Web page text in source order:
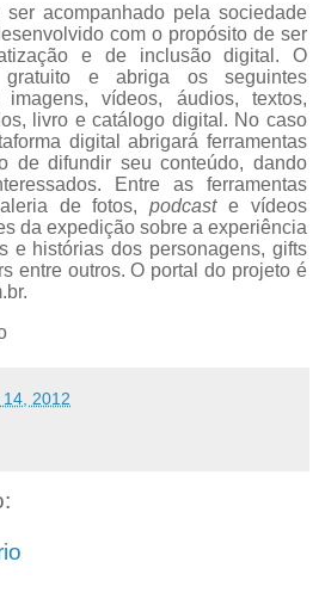
acompanhado pela sociedade
com o propósito de ser
e de inclusão digital. O
e abriga os seguintes
imagens, vídeos, áudios, textos,
livro e catálogo digital. No caso
digital abrigará ferramentas
de difundir seu conteúdo, dando
Entre as ferramentas
de fotos,podcaste vídeos
da expedição sobre a experiência
e histórias dos personagens, gifts
entre outros. O portal do projeto é
.
14, 2012